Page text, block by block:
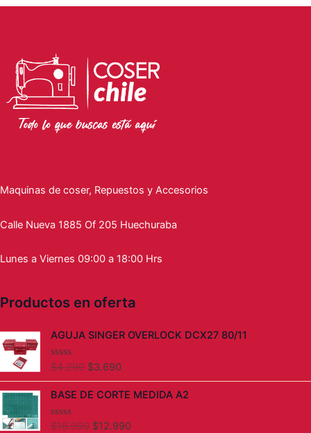
Maquinas de coser, Repuestos y Accesorios
Calle Nueva 1885 Of 205 Huechuraba
Lunes a Viernes 09:00 a 18:00 Hrs
Productos en oferta
AGUJA SINGER OVERLOCK DCX27 80/11
V
o
a
d
$4.290
El
precio
era:
$3.690
El
es:
BASE DE CORTE MEDIDA A2
V
$16.990
El
precio
$12.990
El
precio